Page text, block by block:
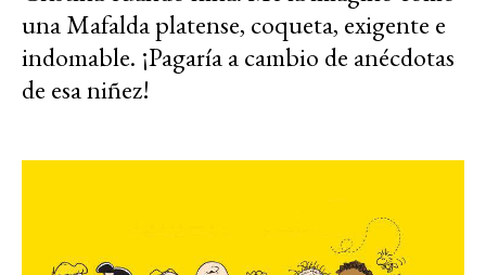
una Mafalda platense, coqueta, exigente e
indomable. ¡Pagaría a cambio de anécdotas
de esa niñez!